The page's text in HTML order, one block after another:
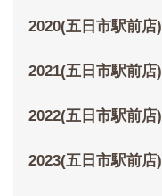
2020(五日市駅前店)
2021(五日市駅前店)
2022(五日市駅前店)
2023(五日市駅前店)